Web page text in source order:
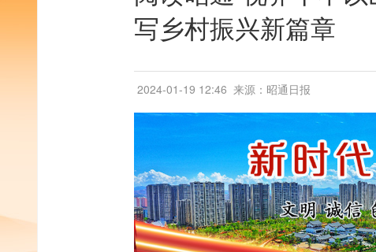
写乡村振兴新篇章
2024-01-19 12:46 来源：昭通日报